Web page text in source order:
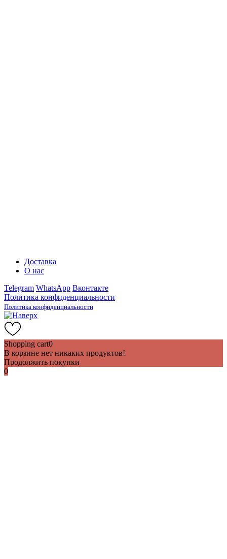
Доставка
О нас
Telegram WhatsApp Вконтакте
Политика конфиденциальности
Политика конфиденциальности
Shopping cart0
В корзине нет никаких продуктов!
Продолжить покупки
0